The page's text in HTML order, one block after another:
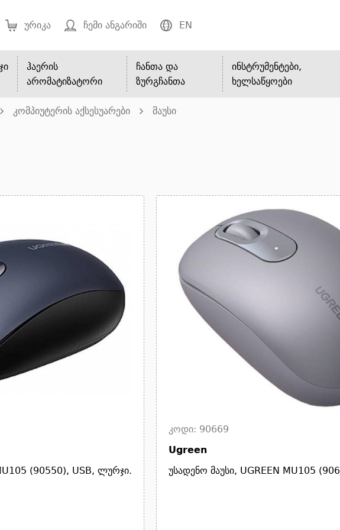
ურიკა ჩემი ანგარიში EN
ჰაერის
არომატიზატორი
ჩანთა და
ზურგჩანთა
ინსტრუმენტები,
ხელსაწყოები
კომპიუტერის აქსესუარები მაუსი
(90550), USB, ლურჯი.
კოდი: 90669
Ugreen
უსადენო მაუსი, UGREEN MU105